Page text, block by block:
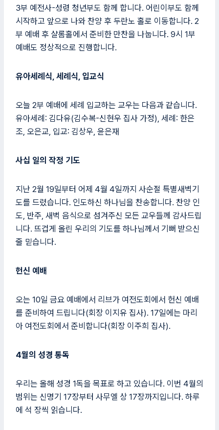
3부 예전사-성령 청년부도 함께 합니다. 어린이부도 함께
시작하고 앞으로 나와 찬양 후 두란노 홀로 이동합니다. 2
부 예배 후 샬롬홀에서 준비한 만찬을 나눕니다. 9시 1부
예배도 정상적으로 진행합니다.
유아세례식, 세례식, 입교식
오늘 2부 예배에 세례 입교하는 교우는 다음과 같습니다.
유아세례: 김다유(김수복-신현우 집사 가정), 세례: 한은
조, 오은교, 입교: 김상우, 윤은재
사십 일의 작정 기도
지난 2월 19일부터 어제 4월 4일까지 사순절 특별새벽기
도를 드렸습니다. 인도하신 하나님을 찬송합니다. 찬양 인
도, 반주, 새벽 음식으로 섬겨주신 모든 교우들께 감사드립
니다. 뜨겁게 올린 우리의 기도를 하나님께서 기뻐 받으신
줄 믿습니다.
헌신 예배
오는 10일 금요 예배에서 리브가 여전도회에서 헌신 예배
를 준비하여 드립니다(회장 이지유 집사). 17일에는 마리
아 여전도회에서 준비합니다(회장 이주희 집사).
4월의 성경 통독
우리는 올해 성경 1독을 목표로 하고 있습니다. 이번 4월의
범위는 신명기 17장부터 사무엘 상 17장까지입니다. 하루
에 석 장씩 읽습니다.